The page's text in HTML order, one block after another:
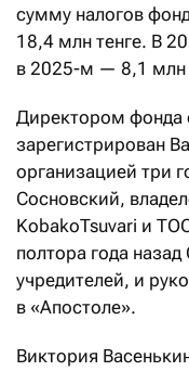
сумму налогов
18,4 млн тенге. В
в 2025-м — 8,1 млн
Директором фонда
зарегистрирован
организацией три
Сосновский,
KobakoTsuvari и
полтора года
учредителей, и
в «Апостоле».
Виктория